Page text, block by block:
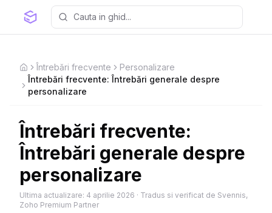
HomeÎntrebări frecvente
Personalizare
Întrebări frecvente: Întrebări generale despre
personalizare
Întrebări frecvente:
Întrebări generale despre
personalizare
Ultima actualizare: 4 aprilie 2026 · Tradus si verificat de Svennis,
Zoho Premium Partner